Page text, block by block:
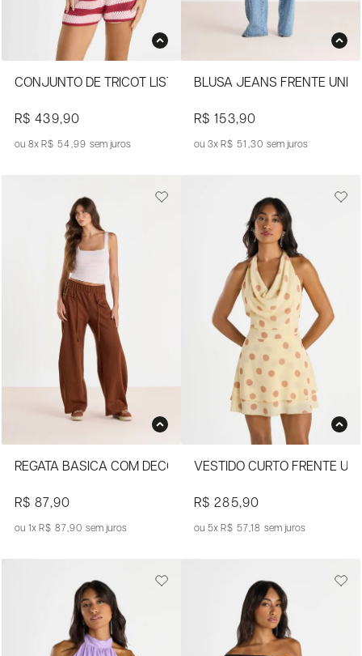
CONJUNTO DE TRICOT LISTRADO COM CAMISA E SHORTS
R$ 439,90
8x R$ 54,99sem juros
BLUSA JEANS FRENTE
R$ 153,90
3x R$ 51,30sem juros
REGATA BÁSICA COM DECOTE QUADRADO
R$ 87,90
1x R$ 87,90sem juros
VESTIDO CURTO FRENTE
R$ 285,90
5x R$ 57,18sem juros